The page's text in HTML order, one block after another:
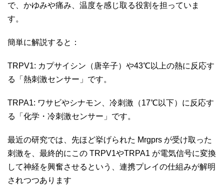
で、かゆみや痛み、温度を感じ取る役割を担っていま
す。
簡単に解説すると：
TRPV1: カプサイシン（唐辛子）や43℃以上の熱に反応す
る「熱刺激センサー」です。
TRPA1: ワサビやシナモン、冷刺激（17℃以下）に反応す
る「化学・冷刺激センサー」です。
最近の研究では、先ほど挙げられた Mrgprs が受け取った
刺激を、最終的にこの TRPV1やTRPA1 が電気信号に変換
して神経を興奮させるという、連携プレイの仕組みが解明
されつつあります